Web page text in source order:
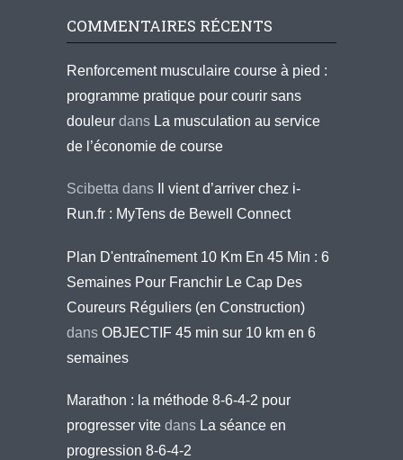
COMMENTAIRES RÉCENTS
Renforcement musculaire course à pied :
programme pratique pour courir sans
douleur dans La musculation au service
de l’économie de course
Scibetta dans
Il vient d’arriver chez i-
Run.fr : MyTens de Bewell Connect
Plan D'entraînement 10 Km En 45 Min : 6
Semaines Pour Franchir Le Cap Des
Coureurs Réguliers (en Construction)
dans OBJECTIF 45 min sur 10 km en 6
semaines
Marathon : la méthode 8-6-4-2 pour
progresser vite dans La séance en
progression 8-6-4-2